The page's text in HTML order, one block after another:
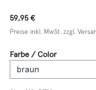
59,95 €
Preise inkl. MwSt. zzgl.
Farbe / Colorauswählen